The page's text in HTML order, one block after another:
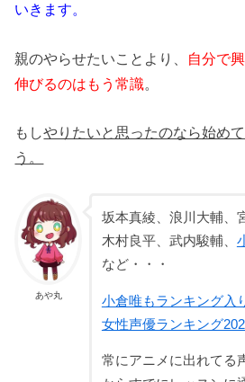
いきます。
親のやらせたいことより、 自分で
伸びるのはもう常識。
もしやりたいと思ったのなら始め
う。
あや丸
坂本真綾、浪川大輔、
木村良平、武内駿輔、
など・・・
小倉唯もランキング入
女性声優ランキング
常にアニメに出れてる